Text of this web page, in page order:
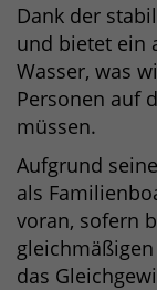
Dank der
und bietet ein
Wasser, was
Personen auf
müssen.
Aufgrund
als
voran, sofern
das